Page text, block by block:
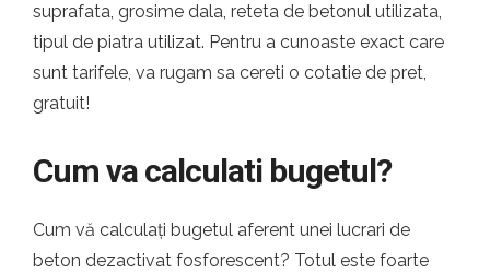
suprafata, grosime dala, reteta de betonul utilizata,
tipul de piatra utilizat. Pentru a cunoaste exact care
sunt tarifele, va rugam sa cereti o cotatie de pret,
gratuit!
Cum va calculati bugetul?
Cum vă calculați bugetul aferent unei lucrari de
beton dezactivat fosforescent? Totul este foarte